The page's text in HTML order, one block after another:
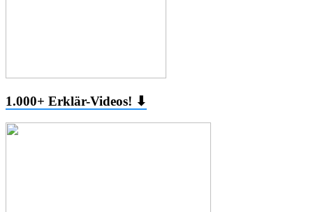
1.000+ Erklär-Videos! ⬇